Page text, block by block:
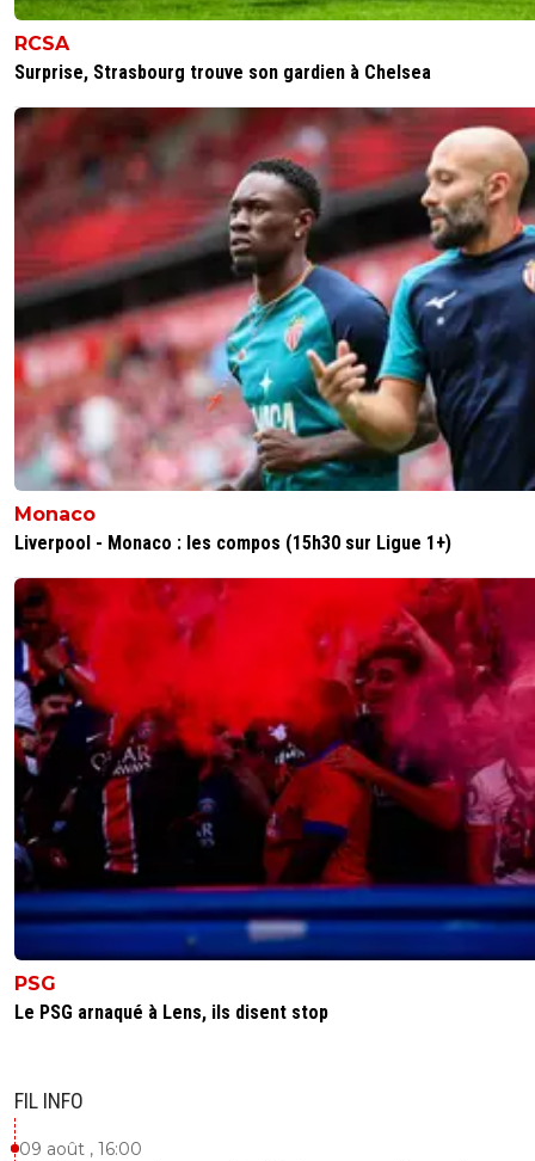
RCSA
Surprise, Strasbourg trouve son gardien à Chelsea
Monaco
Liverpool - Monaco : les compos (15h30 sur Ligue 1+)
PSG
Le PSG arnaqué à Lens, ils disent stop
FIL INFO
09 août , 16:00